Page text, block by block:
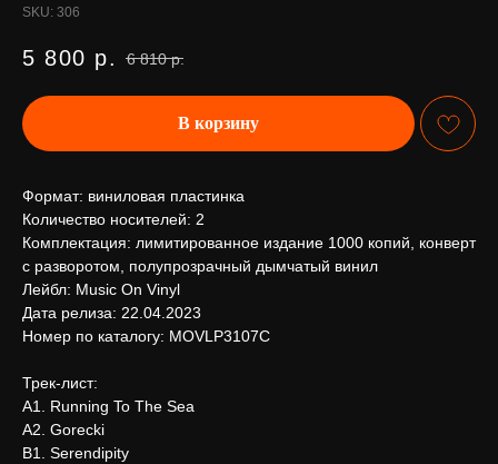
SKU: 306
5 800 р. 6 810 р.
В корзину
Формат: виниловая пластинка
Количество носителей: 2
Комплектация: лимитированное издание 1000 копий, конверт
с разворотом, полупрозрачный дымчатый винил
Лейбл: Music On Vinyl
Дата релиза: 22.04.2023
Номер по каталогу: MOVLP3107C
Трек-лист:
А1. Running To The Sea
А2. Gorecki
В1. Serendipity